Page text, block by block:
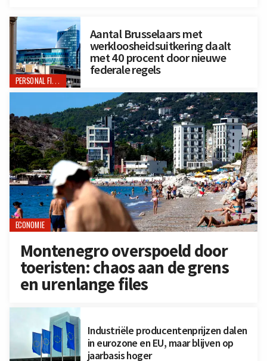
PERSONAL FINANCE
Aantal Brusselaars met
werkloosheidsuitkering daalt
met 40 procent door nieuwe
federale regels
ECONOMIE
Montenegro overspoeld door
toeristen: chaos aan de grens
en urenlange files
Industriële producentenprijzen dalen
in eurozone en EU, maar blijven op
jaarbasis hoger